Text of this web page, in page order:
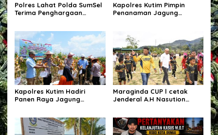
Polres Lahat Polda SumSel
Terima Penghargaan
Kapolres Kutim Pimpin
Penanaman Jagung
Pangan
Kapolres Kutim Hadiri
Panen Raya Jagung
Ketahanan Pangan
Maraginda CUP l cetak
Jenderal A.H Nasution